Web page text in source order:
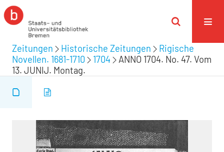
Zeitungen Historische Zeitungen
Rigische
Novellen. 1681-1710
1704
ANNO 1704. No. 47. Vom
13. JUNIJ. Montag.